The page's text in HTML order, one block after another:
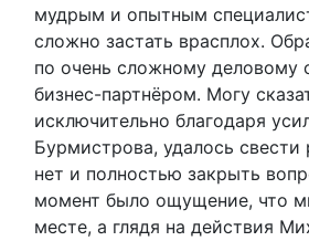
мудрым и опытным
сложно застать врасплох.
по очень сложному деловому
бизнес-партнёром. Могу
исключительно благодаря
Бурмистрова, удалось свести
нет и полностью закрыть
момент было ощущение, что
месте, а глядя на действия